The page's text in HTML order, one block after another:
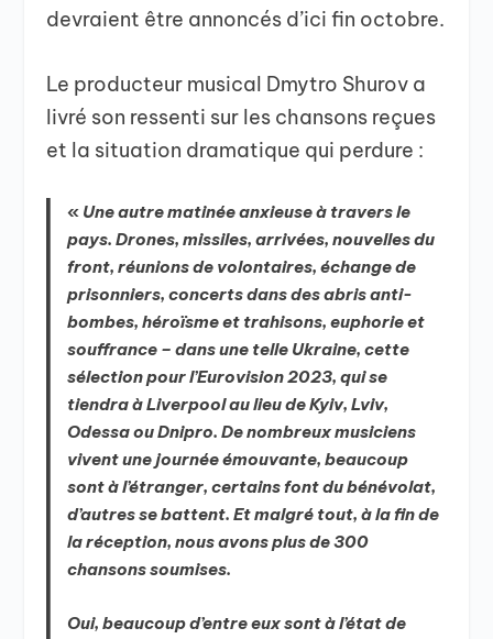
devraient être annoncés d’ici fin octobre.
Le producteur musical Dmytro Shurov a
livré son ressenti sur les chansons reçues
et la situation dramatique qui perdure :
« Une autre matinée anxieuse à travers le
pays. Drones, missiles, arrivées, nouvelles du
front, réunions de volontaires, échange de
prisonniers, concerts dans des abris anti-
bombes, héroïsme et trahisons, euphorie et
souffrance – dans une telle Ukraine, cette
sélection pour l’Eurovision 2023, qui se
tiendra à Liverpool au lieu de Kyiv, Lviv,
Odessa ou Dnipro. De nombreux musiciens
vivent une journée émouvante, beaucoup
sont à l’étranger, certains font du bénévolat,
d’autres se battent. Et malgré tout, à la fin de
la réception, nous avons plus de 300
chansons soumises.
Oui, beaucoup d’entre eux sont à l’état de